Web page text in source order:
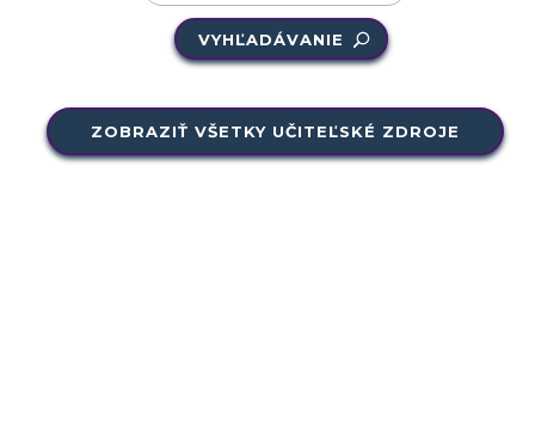
VYHĽADÁVANIE
ZOBRAZIŤ VŠETKY UČITEĽSKÉ ZDROJE